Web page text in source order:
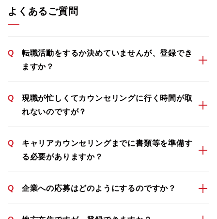
よくあるご質問
Q
転職活動をするか決めていませんが、登録でき
ますか？
Q
現職が忙しくてカウンセリングに行く時間が取
れないのですが？
Q
キャリアカウンセリングまでに書類等を準備す
る必要がありますか？
Q 企業への応募はどのようにするのですか？